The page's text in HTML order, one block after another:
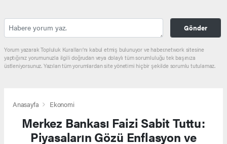
Gönder
Yorum yazarak Topluluk Kuralları’nı kabul etmiş bulunuyor ve haber.network sitesine
yaptığınız yorumunuzla ilgili doğrudan veya dolaylı tüm sorumluluğu tek başınıza
üstleniyorsunuz. Yazılan tüm yorumlardan site yönetimi hiçbir şekilde sorumlu tutulamaz.
Anasayfa Ekonomi
Merkez Bankası Faizi Sabit Tuttu:
Piyasaların Gözü Enflasyon ve